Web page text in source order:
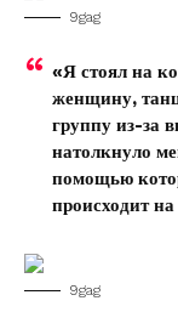
9gag
«Я стоял на
женщину,
группу из-за
натолкнуло
помощью
происходит
9gag